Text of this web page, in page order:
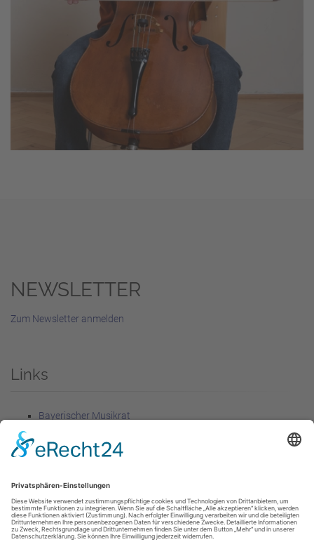
NEWSLETTER
Zum Newsletter anmelden
Links
Bayerischer Musikrat
Rechtliches
Impressum